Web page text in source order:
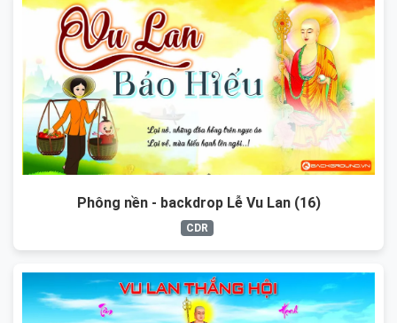
Phông nền - backdrop Lễ Vu Lan (16)
CDR